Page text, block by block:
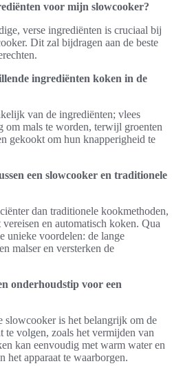
voor mijn slowcooker?
verse ingrediënten is cruciaal bij
Dit zal bijdragen aan de beste
ingrediënten koken in de
van de ingrediënten; vlees
om mals te worden, terwijl groenten
gekookt om hun knapperigheid te
een slowcooker en traditionele
dan traditionele kookmethoden,
en automatisch koken. Qua
unieke voordelen: de lange
malser en versterken de
onderhoudstip voor een
is het belangrijk om de
te volgen, zoals het vermijden van
kan eenvoudig met warm water en
het apparaat te waarborgen.